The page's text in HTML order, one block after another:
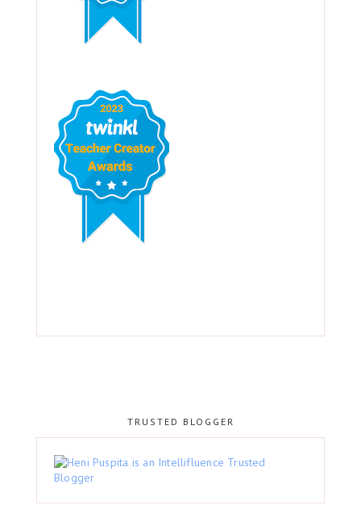
TRUSTED BLOGGER